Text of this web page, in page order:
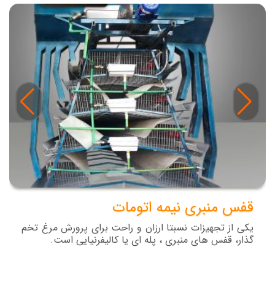
قفس منبری نیمه اتومات
یکی از تجهیزات نسبتا ارزان و راحت برای پرورش مرغ تخم
گذار، قفس های منبری ، پله ای یا کالیفرنیایی است.